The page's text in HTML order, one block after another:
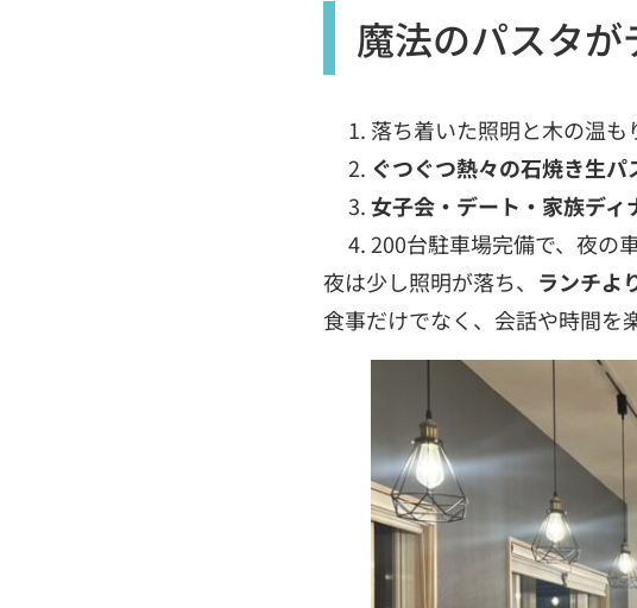
魔法のパスタ
落ち着いた照明と木の温も
ぐつぐつ熱々の石焼き生パ
女子会・デート・家族ディ
200台駐車場完備で、夜の
夜は少し照明が落ち、 ランチよ
食事だけでなく、会話や時間を